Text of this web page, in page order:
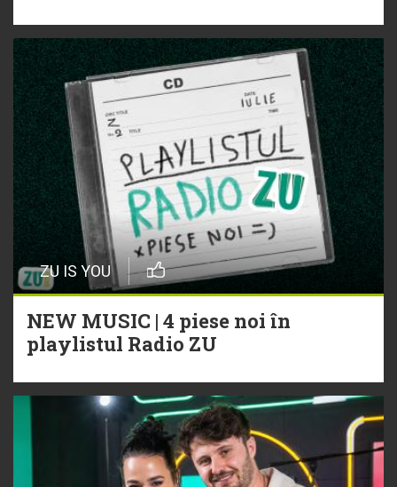
ZU IS YOU
NEW MUSIC | 4 piese noi în
playlistul Radio ZU